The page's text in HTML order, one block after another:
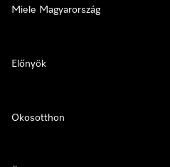
Miele Magyarország
Előnyök
Okosotthon